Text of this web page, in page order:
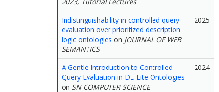
Indistinguishability in controlled query
evaluation over prioritized description
logic ontologies on JOURNAL OF WEB
SEMANTICS
2025
A Gentle Introduction to Controlled
Query Evaluation in DL-Lite Ontologies
on SN COMPUTER SCIENCE
2024